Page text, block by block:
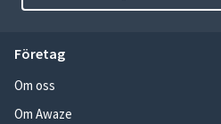
Företag
Om oss
Om Awaze